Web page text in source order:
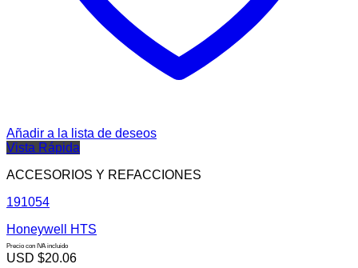
Añadir a la lista de deseos
Vista Rápida
ACCESORIOS Y REFACCIONES
191054
Honeywell HTS
Precio con IVA incluido
USD $20.06